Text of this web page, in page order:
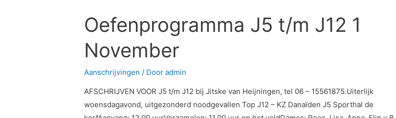
Oefenprogramma J5 t/m J12 1
November
Aanschrijvingen / Dooradmin
AFSCHRIJVEN VOOR J5 t/m J12 bij Jitske van Heijningen, tel 06 – 15561875.Uiterlijk
woensdagavond, uitgezonderd noodgevallen Top J12 – KZ Danaïden J5 Sporthal de
t/m
J12
November